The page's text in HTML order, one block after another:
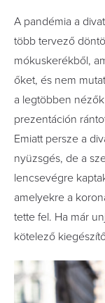
A pandémia a
több tervező
mókuskerékből,
őket, és nem
a legtöbben
prezentáción
Emiatt persze a
nyüzsgés, de a
lencsevégre
amelyekre a
tette fel. Ha már
kötelező